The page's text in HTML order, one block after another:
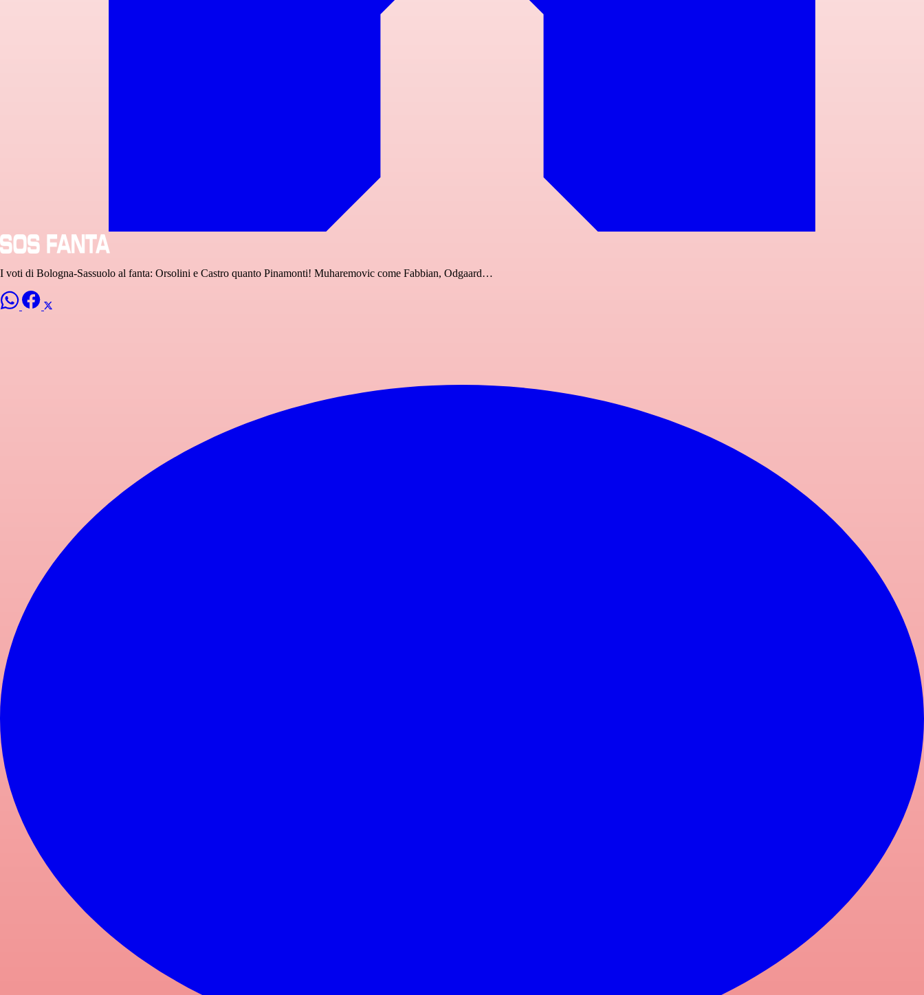
I voti di Bologna-Sassuolo al fanta: Orsolini e Castro quanto Pinamonti! Muharemovic come Fabbian, Odgaard…